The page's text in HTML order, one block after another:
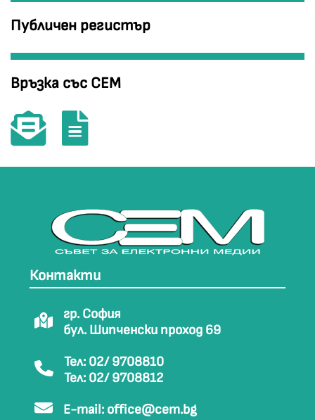
Публичен регистър
Връзка със СЕМ
Контакти
гр. София
бул. Шипченски проход 69
Тел: 02/ 9708810
Тел: 02/ 9708812
E-mail: office@cem.bg